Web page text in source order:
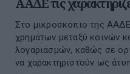
ΑΑΔΕ τις
Στο μικροσκόπιο της
χρημάτων μεταξύ κοινών
λογαριασμών, καθώς σε
να χαρακτηριστούν ως